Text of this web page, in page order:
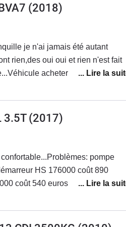
(2018)
je n'ai jamais été autant
oui et rien n'est fait
acheter neuf de 3 mois
plus, capot moteur mal fixé
très dur inconduisible,
très doux.Véhicule ne justifie
et de marque différentes
au courant.Très déçu je veux
ne résout pas les problèmes de
très mécontent de Mercedes il
3.5T(2017)
pompe
HS 176000 coût 890
coût 540 euros.Actuellement
préoccupant.